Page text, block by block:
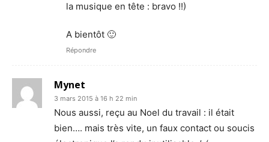
la musique en tête : bravo !!)
A bientôt 🙂
Répondre
Mynet
3 mars 2015 à 16 h 22 min
Nous aussi, reçu au Noel du travail : il était
bien…. mais très vite, un faux contact ou soucis